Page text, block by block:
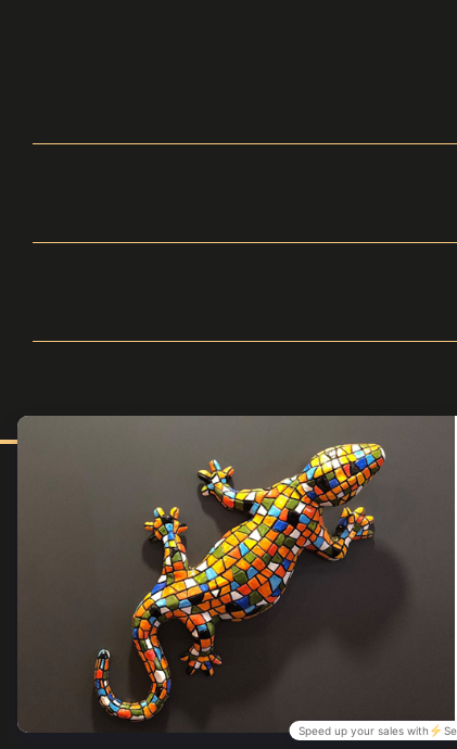
© volle.ua, 2026, ТОВ
«АКВАМАРКЕТ.УА»
Приймаємо до оплати
Мобільна версія
Меню
Каталог
Серії
Кольори